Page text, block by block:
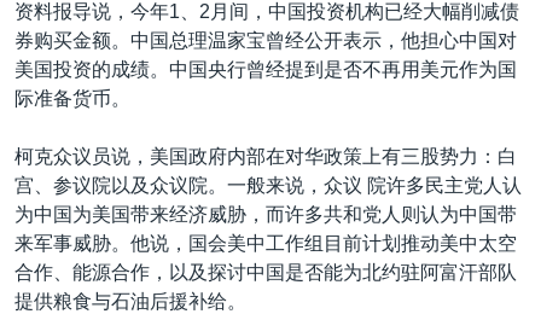
资料报导说，今年1、2月间，中国投资机构已经大幅削减债
券购买金额。中国总理温家宝曾经公开表示，他担心中国对
美国投资的成绩。中国央行曾经提到是否不再用美元作为国
际准备货币。
柯克众议员说，美国政府内部在对华政策上有三股势力：白
宫、参议院以及众议院。一般来说，众议 院许多民主党人认
为中国为美国带来经济威胁，而许多共和党人则认为中国带
来军事威胁。他说，国会美中工作组目前计划推动美中太空
合作、能源合作，以及探讨中国是否能为北约驻阿富汗部队
提供粮食与石油后援补给。